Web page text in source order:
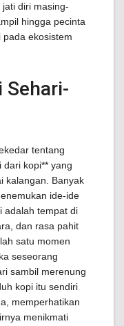
diri masing-
hingga pecinta
ekosistem
Sehari-
tentang
dari kopi** yang
kalangan. Banyak
ide-ide
adalah tempat di
dan rasa pahit
satu momen
seseorang
sambil merenung
kopi itu sendiri
memperhatikan
menikmati